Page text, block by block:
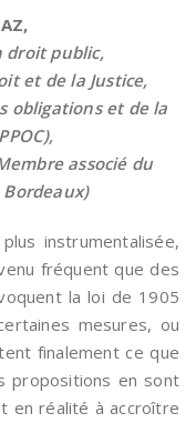
droit public,
et de la Justice,
obligations et de la
associé du
Bordeaux)
instrumentalisée,
fréquent que des
la loi de 1905
mesures, ou
finalement ce que
propositions en sont
en réalité à accroître